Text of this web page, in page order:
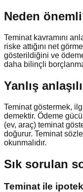
Neden
Teminat kavramını
riske attığını net
gösterildiğini ve
daha bilinçli
Yanlış
Teminat göstermek,
demektir. Ödeme
(ev, araç) teminat
doğurur. Teminat
okunmalıdır.
Sık sorulan
Teminat ile